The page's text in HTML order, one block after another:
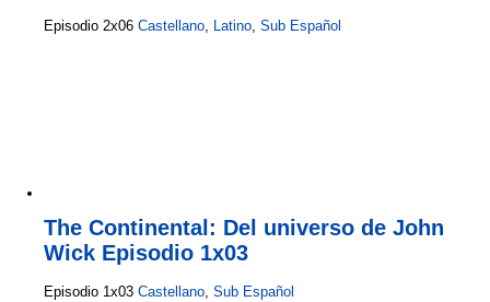
Episodio 2x06 Castellano, Latino, Sub Español
The Continental: Del universo de John
Wick Episodio 1x03
Episodio 1x03 Castellano, Sub Español